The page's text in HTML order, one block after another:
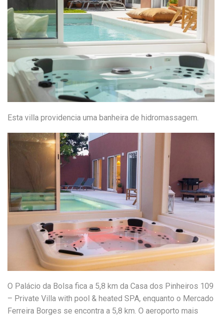
Esta villa providencia uma banheira de hidromassagem.
O Palácio da Bolsa fica a 5,8 km da Casa dos Pinheiros 109
– Private Villa with pool & heated SPA, enquanto o Mercado
Ferreira Borges se encontra a 5,8 km. O aeroporto mais